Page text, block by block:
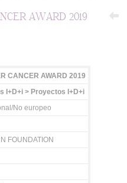
AWARD 2019
CANCER AWARD 2019
I+D+i > Proyectos I+D+i
No europeo
FOUNDATION